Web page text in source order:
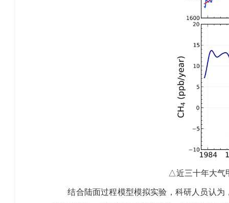
△近三十年大气
结合陆面过程模型模拟实验，科研人员认为